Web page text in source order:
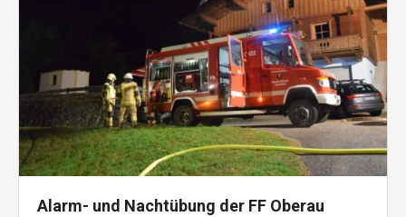
Alarm- und Nachtübung der FF Oberau